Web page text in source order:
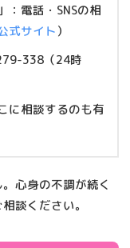
：電話・SNSの相
式サイト）
338（24時
に相談するのも有
心身の不調が続く
談ください。